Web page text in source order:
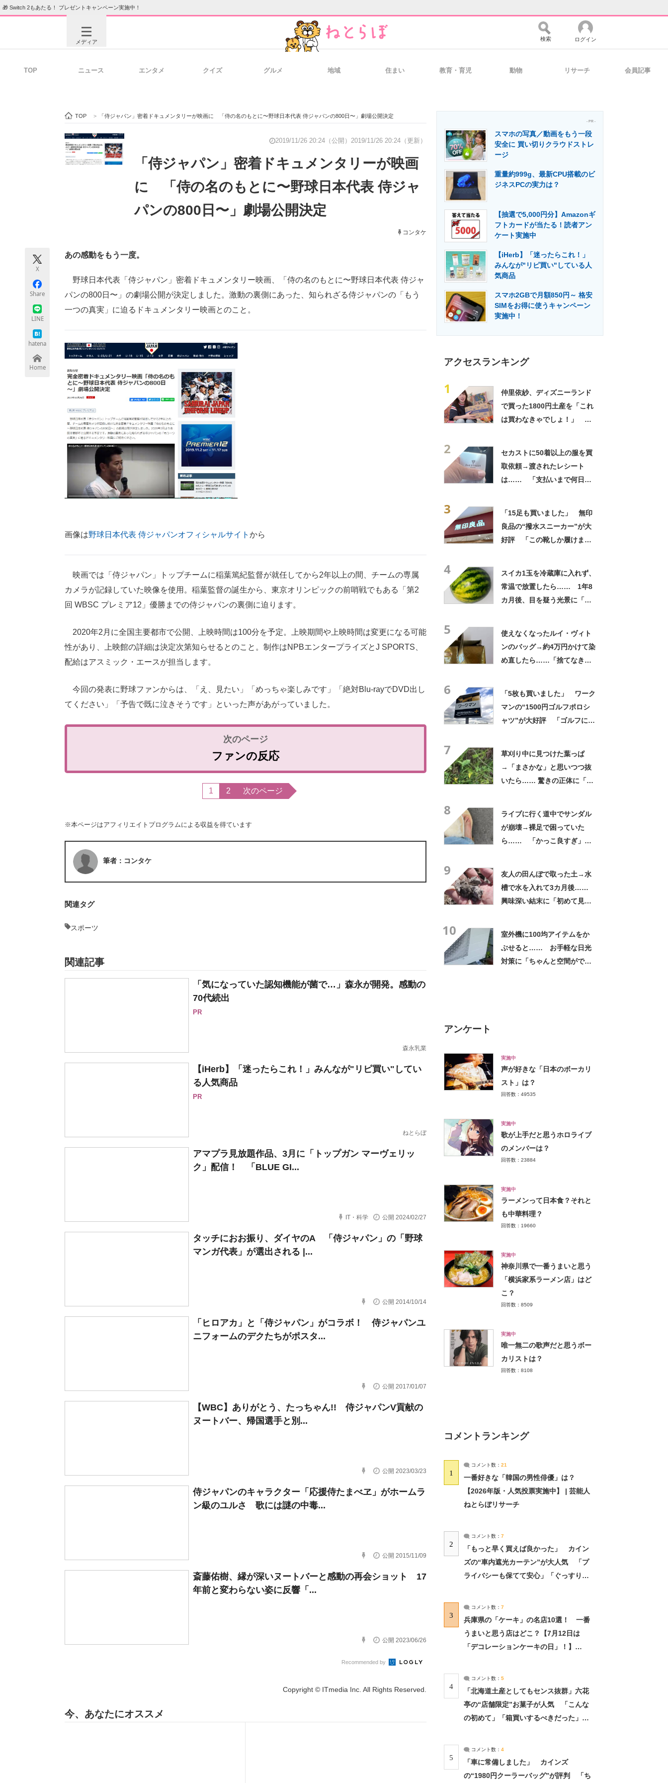
🎁 Switch 2もあたる！ プレゼントキャンペーン実施中！
メディア
ビジネスと働き方のヒント 経営リーダーのコミュニティ マーケ×ITの今がよく分かる
ITエンジニア向け専門サイト 企業向けIT製品の総合サイト IT製品の技術・比較・事例 製造業のIT導入・活用を支援
エネルギーの専門メディア 建設×テクノロジーの最前線
ちょっと気になるネットの話題
検索 ログイン
TOP ニュース エンタメ クイズ グルメ 地域 住まい 教育・育児 動物 リサーチ 会員記事
TOP > 「侍ジャパン」密着ドキュメンタリーが映画に 「侍の名のもとに〜野球日本代表 侍ジャパンの800日〜」劇場公開決定
2019/11/26 20:24（公開） 2019/11/26 20:24（更新）
「侍ジャパン」密着ドキュメンタリーが映画
に 「侍の名のもとに〜野球日本代表 侍ジャ
パンの800日〜」劇場公開決定
コンタケ
X
Share
LINE
hatena
Home
あの感動をもう一度。
野球日本代表「侍ジャパン」密着ドキュメンタリー映画、「侍の名のもとに〜野球日本代表 侍ジャ
パンの800日〜」の劇場公開が決定しました。激動の裏側にあった、知られざる侍ジャパンの「もう
一つの真実」に迫るドキュメンタリー映画とのこと。
画像は野球日本代表 侍ジャパンオフィシャルサイト から
映画では「侍ジャパン」トップチームに稲葉篤紀監督が就任してから2年以上の間、チームの専属
カメラが記録していた映像を使用。稲葉監督の誕生から、東京オリンピックの前哨戦でもある「第2
回 WBSC プレミア12」優勝までの侍ジャパンの裏側に迫ります。
2020年2月に全国主要都市で公開、上映時間は100分を予定。上映期間や上映時間は変更になる可能
性があり、上映館の詳細は決定次第知らせるとのこと。制作はNPBエンタープライズとJ SPORTS、
配給はアスミック・エースが担当します。
今回の発表に野球ファンからは、「え、見たい」「めっちゃ楽しみです」「絶対Blu-rayでDVD出し
てください」「予告で既に泣きそうです」といった声があがっていました。
ファンの反応
1 2 次のページ
※本ページはアフィリエイトプログラムによる収益を得ています
筆者：コンタケ
関連タグ
スポーツ
関連記事
「気になっていた認知機能が菌で…」森永が開発。感動の
70代続出
PR
森永乳業
【iHerb】「迷ったらこれ！」みんなが"リピ買い"してい
る人気商品
PR
ねとらぼ
アマプラ見放題作品、3月に「トップガン マーヴェリッ
ク」配信！ 「BLUE GI...
IT・科学 公開 2024/02/27
タッチにおお振り、ダイヤのA 「侍ジャパン」の「野球
マンガ代表」が選出される |...
公開 2014/10/14
「ヒロアカ」と「侍ジャパン」がコラボ！ 侍ジャパンユ
ニフォームのデクたちがポスタ...
公開 2017/01/07
【WBC】ありがとう、たっちゃん!! 侍ジャパンV貢献の
ヌートバー、帰国選手と別...
公開 2023/03/23
侍ジャパンのキャラクター「応援侍たまべヱ」がホームラ
ン級のユルさ 歌には謎の中毒...
公開 2015/11/09
斎藤佑樹、縁が深いヌートバーと感動の再会ショット 17
年前と変わらない姿に反響「...
公開 2023/06/26
Recommended by
Copyright © ITmedia Inc. All Rights Reserved.
今、あなたにオススメ
- PR -
スマホの写真／動画をもう一段
安全に 買い切りクラウドストレ
ージ
重量約999g、最新CPU搭載のビ
ジネスPCの実力は？
【抽選で5,000円分】Amazonギ
フトカードが当たる！読者アン
ケート実施中
【iHerb】「迷ったらこれ！」
みんなが"リピ買い"している人
気商品
スマホ2GBで月額850円～ 格安
SIMをお得に使うキャンペーン
実施中！
アクセスランキング
1
仲里依紗、ディズニーランド
で買った1800円土産を「これ
は買わなきゃでしょ！」
2
セカストに50着以上の服を買
取依頼→渡されたレシート
は…… 「支払いまで何日か
3
「15足も買いました」 無印
良品の“撥水スニーカー”が大
好評 「この靴しか履けませ
4
スイカ1玉を冷蔵庫に入れず、
常温で放置したら…… 1年8
カ月後、目を疑う光景に「ヤ
5
使えなくなったルイ・ヴィト
ンのバッグ→約4万円かけて染
め直したら……「捨てなきゃ
6
「5枚も買いました」 ワーク
マンの“1500円ゴルフポロシ
ャツ”が大好評 「ゴルフにも
7
草刈り中に見つけた葉っぱ
→「まさかな」と思いつつ抜
いたら…… 驚きの正体に「お
8
ライブに行く道中でサンダル
が崩壊→裸足で困っていた
ら…… 「かっこ良すぎ」ま
9
友人の田んぼで取った土→水
槽で水を入れて3カ月後……
興味深い結末に「初めて見
10
室外機に100均アイテムをか
ぶせると…… お手軽な日光
対策に「ちゃんと空間ができ
アンケート
実施中
声が好きな「日本のボーカリ
スト」は？
回答数：49535
実施中
歌が上手だと思うホロライブ
のメンバーは？
回答数：23884
実施中
ラーメンって日本食？それと
も中華料理？
回答数：19660
実施中
神奈川県で一番うまいと思う
「横浜家系ラーメン店」はど
こ？
回答数：8509
実施中
唯一無二の歌声だと思うボー
カリストは？
回答数：8108
コメントランキング
1
コメント数： 21
一番好きな「韓国の男性俳優」は？
【2026年版・人気投票実施中】 | 芸能人
ねとらぼリサーチ
2
コメント数： 7
「もっと早く買えば良かった」 カイン
ズの“車内遮光カーテン”が大人気 「プ
ライバシーも保てて安心」「ぐっすり眠
3
コメント数： 7
兵庫県の「ケーキ」の名店10選！ 一番
うまいと思う店はどこ？【7月12日は
「デコレーションケーキの日」！】
4
コメント数： 5
「北海道土産としてもセンス抜群」六花
亭の“店舗限定”お菓子が人気 「こんな
の初めて」「箱買いするべきだった」
5
コメント数： 4
「車に常備しました」 カインズ
の“1980円クーラーバッグ”が評判 「ち